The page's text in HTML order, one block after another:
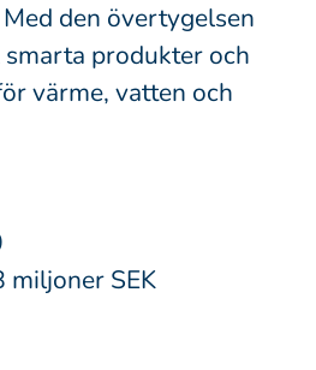
den övertygelsen
produkter och
värme, vatten och
miljoner SEK